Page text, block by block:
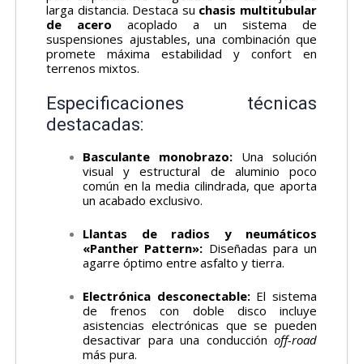
larga distancia. Destaca su chasis multitubular
de acero acoplado a un sistema de
suspensiones ajustables, una combinación que
promete máxima estabilidad y confort en
terrenos mixtos.
Especificaciones técnicas
destacadas:
Basculante monobrazo: Una solución
visual y estructural de aluminio poco
común en la media cilindrada, que aporta
un acabado exclusivo.
Llantas de radios y neumáticos
«Panther Pattern»: Diseñadas para un
agarre óptimo entre asfalto y tierra.
Electrónica desconectable:El sistema
de frenos con doble disco incluye
asistencias electrónicas que se pueden
desactivar para una conducción off-road
más pura.